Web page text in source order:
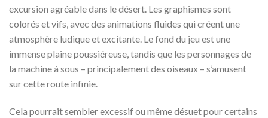
excursion agréable dans le désert. Les graphismes sont
colorés et vifs, avec des animations fluides qui créent une
atmosphère ludique et excitante. Le fond du jeu est une
immense plaine poussiéreuse, tandis que les personnages de
la machine à sous – principalement des oiseaux – s’amusent
sur cette route infinie.
Cela pourrait sembler excessif ou même désuet pour certains